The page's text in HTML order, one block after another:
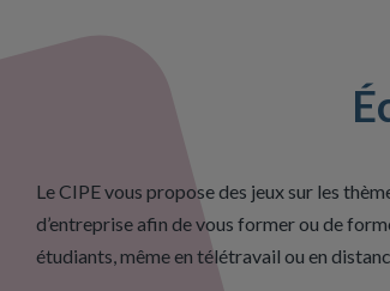
É
Le CIPE vous propose des jeux sur les
d’entreprise afin de vous former ou de
étudiants, même en télétravail ou en